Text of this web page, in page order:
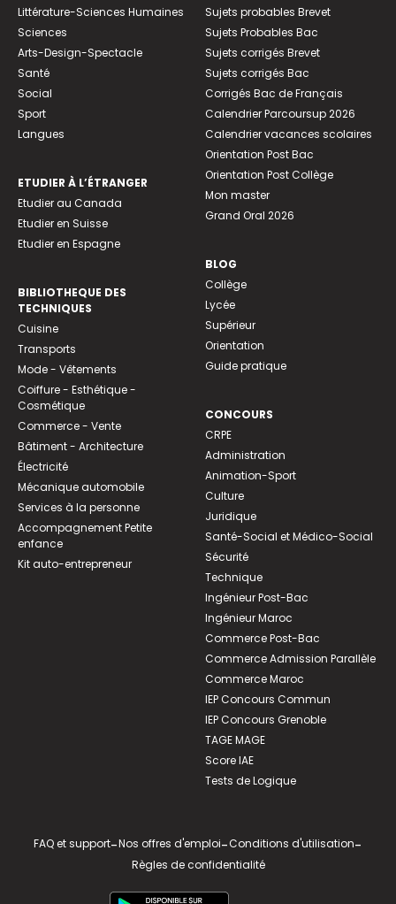
Littérature-Sciences Humaines
Sciences
Arts-Design-Spectacle
Santé
Social
Sport
Langues
ETUDIER À L’ÉTRANGER
Etudier au Canada
Etudier en Suisse
Etudier en Espagne
BIBLIOTHEQUE DES
TECHNIQUES
Cuisine
Transports
Mode - Vêtements
Coiffure - Esthétique -
Cosmétique
Commerce - Vente
Bâtiment - Architecture
Électricité
Mécanique automobile
Services à la personne
Accompagnement Petite
enfance
Kit auto-entrepreneur
Sujets probables Brevet
Sujets Probables Bac
Sujets corrigés Brevet
Sujets corrigés Bac
Corrigés Bac de Français
Calendrier Parcoursup 2026
Calendrier vacances scolaires
Orientation Post Bac
Orientation Post Collège
Mon master
Grand Oral 2026
BLOG
Collège
Lycée
Supérieur
Orientation
Guide pratique
CONCOURS
CRPE
Administration
Animation-Sport
Culture
Juridique
Santé-Social et Médico-Social
Sécurité
Technique
Ingénieur Post-Bac
Ingénieur Maroc
Commerce Post-Bac
Commerce Admission Parallèle
Commerce Maroc
IEP Concours Commun
IEP Concours Grenoble
TAGE MAGE
Score IAE
Tests de Logique
FAQ et support-Nos offres d'emploi-Conditions d'utilisation-
Règles de confidentialité